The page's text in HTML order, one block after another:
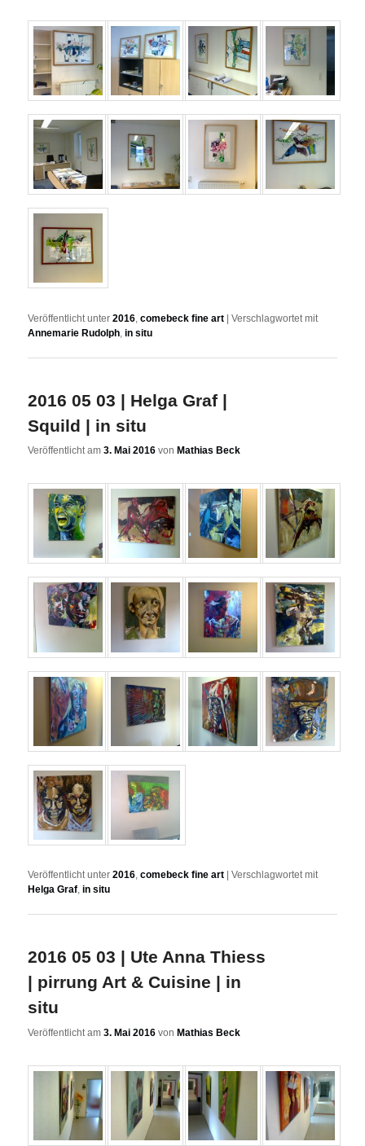
Veröffentlicht unter 2016 ,comebeck fine art |Verschlagwortet mit
Annemarie Rudolph ,in situ
2016 05 03 | Helga Graf |
Squild | in situ
Veröffentlicht am3. Mai 2016 von Mathias Beck
Veröffentlicht unter 2016,comebeck fine art |Verschlagwortet mit
Helga Graf,in situ
2016 05 03 | Ute Anna Thiess
| pirrung Art & Cuisine | in
situ
Veröffentlicht am3. Mai 2016 vonMathias Beck